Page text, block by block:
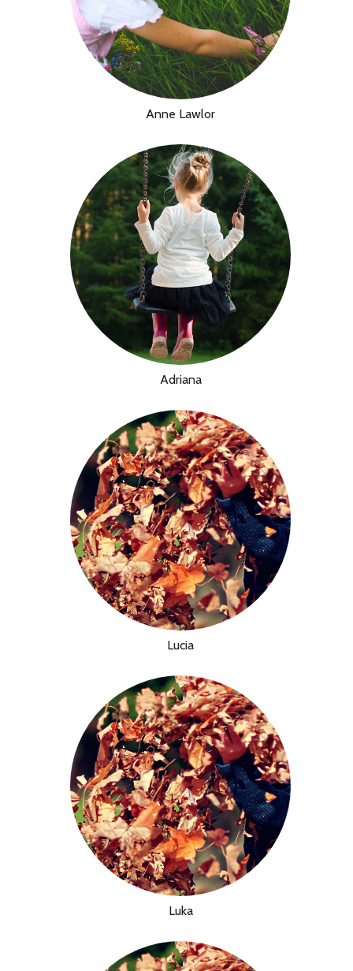
Anne Lawlor
Adriana
Lucia
Luka